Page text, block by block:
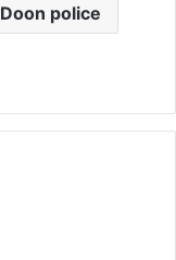
Doon police